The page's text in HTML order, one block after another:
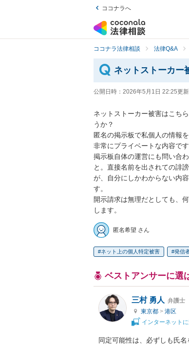
ココナラへ
ココナラ法律相談 法律Q&A
ネットストーカー
公開日時： 2026年5月1日 22:25更
ネットストーカー被害はこち
うか？
匿名の掲示板で私個人の情報
非常にプライベートな内容で
掲示板自体の運営にも問い合
と。直接名前を出されての誹
が、自分にしかわからない内
す。
開示請求は無理だとしても、
します。
匿名希望 さん
ネット上の個人特定被害 発信
ベストアンサーに選
三村 勇人 弁護士
東京都 > 港区
インターネット
同定可能性は、必ずしも氏